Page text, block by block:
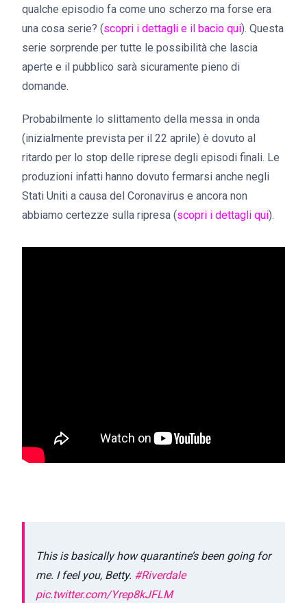
qualche episodio fa come uno scherzo ma forse era
una cosa serie? (scopri i dettagli e il bacio qui). Questa
serie sorprende per tutte le possibilità che lascia
aperte e il pubblico sarà sicuramente pieno di
domande.
Probabilmente lo slittamento della messa in onda
(inizialmente prevista per il 22 aprile) è dovuto al
ritardo per lo stop delle riprese degli episodi finali. Le
produzioni infatti hanno dovuto fermarsi anche negli
Stati Uniti a causa del Coronavirus e ancora non
abbiamo certezze sulla ripresa (scopri i dettagli qui).
This is basically how quarantine’s been going for
me. I feel you, Betty. #Riverdale
pic.twitter.com/Yrep8kJFLM